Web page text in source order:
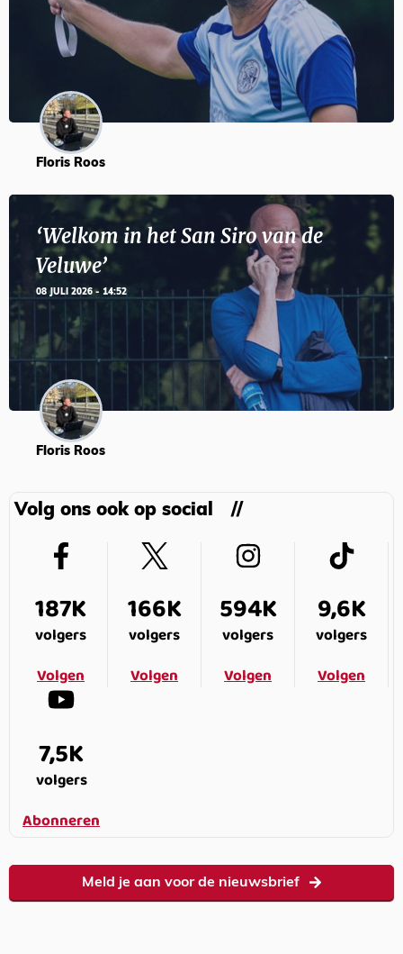
Floris Roos
‘Welkom in het San Siro van de
Veluwe’
08 JULI 2026 - 14:52
Floris Roos
Volg ons ook op social
187K
volgers
Volgen
166K
volgers
Volgen
594K
volgers
Volgen
9,6K
volgers
Volgen
7,5K
volgers
Abonneren
Meld je aan voor de nieuwsbrief